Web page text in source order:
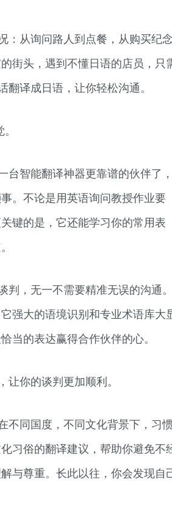
：从询问路人到点餐，从购买纪念
街头，遇到不懂日语的店员，只
译成日语，让你轻松沟通。
智能翻译神器更靠谱的伙伴了，
。不论是用英语询问教授作业要
键的是，它还能学习你的常用表
，无一不需要精准无误的沟通。
强大的语境识别和专业术语库大
当的表达赢得合作伙伴的心。
你的谈判更加顺利。
不同国度，不同文化背景下，习
习俗的翻译建议，帮助你避免不
与尊重。长此以往，你会发现自